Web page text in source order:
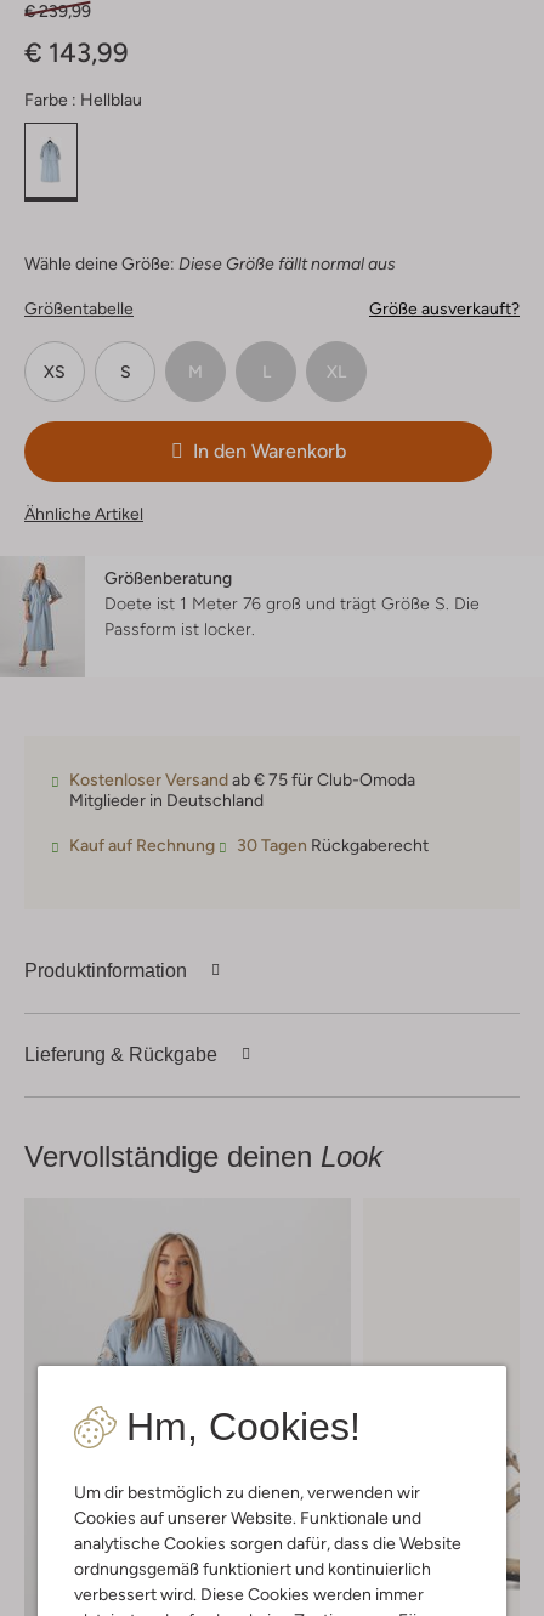
Hm, Cookies!
Um dir bestmöglich zu dienen, verwenden wir
Cookies auf unserer Website. Funktionale und
analytische Cookies sorgen dafür, dass die Website
ordnungsgemäß funktioniert und kontinuierlich
verbessert wird. Diese Cookies werden immer
€ 239,99
€ 143,99
Farbe : Hellblau
Wähle deine Größe: Diese Größe fällt normal aus
Größentabelle Größe ausverkauft?
XS S M L XL
In den Warenkorb
Ähnliche Artikel
Größenberatung
Doete ist 1 Meter 76 groß und trägt Größe S. Die
Passform ist locker
Kostenloser Versandab € 75 für Club-Omoda
Mitglieder in Deutschland
Kauf auf Rechnung 30 Tagen Rückgaberecht
Produktinformation
Lieferung & Rückgabe
Vervollständige deinen Look